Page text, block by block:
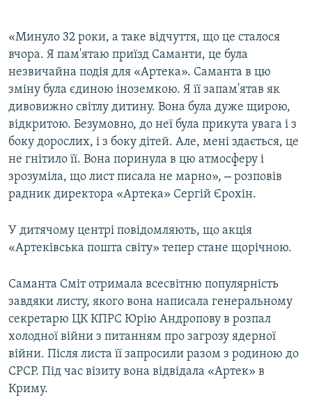
«Минуло 32 роки, а таке відчуття, що це сталося
вчора. Я пам'ятаю приїзд Саманти, це була
незвичайна подія для «Артека». Саманта в цю
зміну була єдиною іноземкою. Я її запам'ятав як
дивовижно світлу дитину. Вона була дуже щирою,
відкритою. Безумовно, до неї була прикута увага і з
боку дорослих, і з боку дітей. Але, мені здається, це
не гнітило її. Вона поринула в цю атмосферу і
зрозуміла, що лист писала не марно», – розповів
радник директора «Артека» Сергій Єрохін.
У дитячому центрі повідомляють, що акція
«Артеківська пошта світу» тепер стане щорічною.
Саманта Сміт отримала всесвітню популярність
завдяки листу, якого вона написала генеральному
секретарю ЦК КПРС Юрію Андропову в розпал
холодної війни з питанням про загрозу ядерної
війни. Після листа її запросили разом з родиною до
СРСР. Під час візиту вона відвідала «Артек» в
Криму.